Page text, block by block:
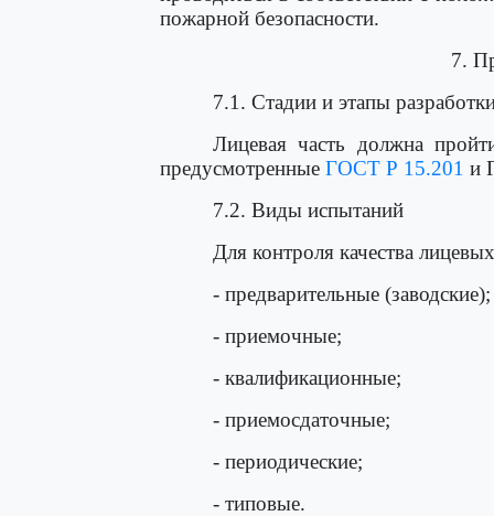
пожарной безопасности.
7.
7.1. Стадии и этапы
Лицевая часть должна
предусмотренные ГОСТ Р 15.201 и
7.2. Виды испытаний
Для контроля качества
- предварительные (заводские);
- приемочные;
- квалификационные;
- приемосдаточные;
- периодические;
- типовые.